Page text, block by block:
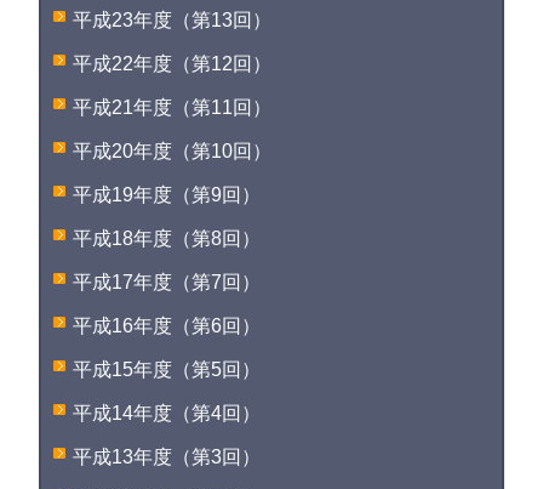
平成23年度（第13回）
平成22年度（第12回）
平成21年度（第11回）
平成20年度（第10回）
平成19年度（第9回）
平成18年度（第8回）
平成17年度（第7回）
平成16年度（第6回）
平成15年度（第5回）
平成14年度（第4回）
平成13年度（第3回）